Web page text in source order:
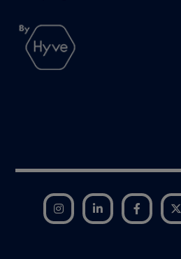
Instagram LinkedIn Facebook